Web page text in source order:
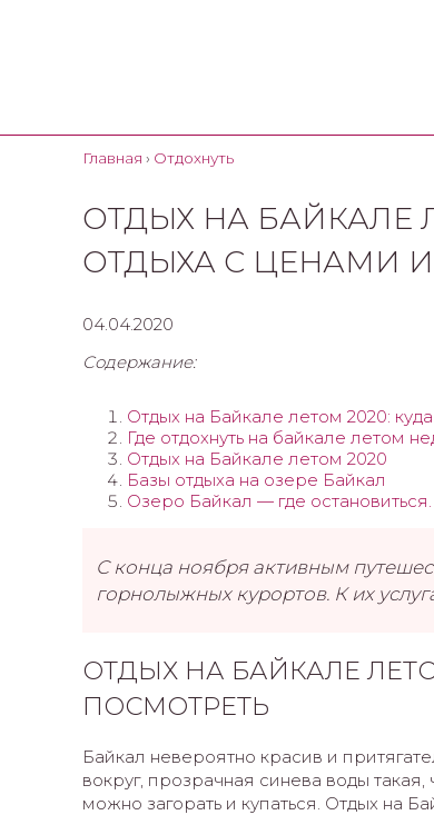
Главная › Отдохнуть
ОТДЫХ НА БАЙКАЛЕ
ОТДЫХА С ЦЕНАМИ
04.04.2020
Содержание:
Отдых на Байкале летом 2020:
Где отдохнуть на байкале летом
Отдых на Байкале летом 2020
Базы отдыха на озере Байкал
Озеро Байкал — где остановиться.
С конца ноября активным
горнолыжных курортов. К их
ОТДЫХ НА БАЙКАЛЕ
ПОСМОТРЕТЬ
Байкал невероятно красив и
вокруг, прозрачная синева воды
можно загорать и купаться. Отдых на